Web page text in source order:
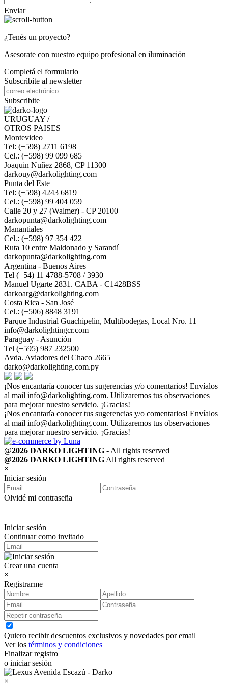
Enviar
¿Tenés un proyecto?
Asesorate con nuestro equipo profesional en iluminación
Completá el formulario
Subscribite al newsletter
Subscribite
URUGUAY /
OTROS PAISES
Montevideo
Tel: (+598) 2711 6198
Cel.: (+598) 99 099 685
Joaquin Nuñez 2868, CP 11300
darkouy@darkolighting.com
Punta del Este
Tel: (+598) 4243 6819
Cel.: (+598) 99 404 059
Calle 20 y 27 (Walmer) - CP 20100
darkopunta@darkolighting.com
Manantiales
Cel.: (+598) 97 354 422
Ruta 10 entre Maldonado y Sarandí
darkopunta@darkolighting.com
Argentina - Buenos Aires
Tel (+54) 11 4788-5708 / 3930
Manuel Ugarte 2831. CABA - C1428BSS
darkoarg@darkolighting.com
Costa Rica - San José
Cel.: (+506) 8848 3191
Parque Industrial Guachipelin, Multibodegas, Local Nro. 11
info@darkolightingcr.com
Paraguay - Asunción
Tel (+595) 987 232500
Avda. Aviadores del Chaco 2665
darko@darkolighting.com.py
¡Nos encantaría conocer tus sugerencias y/o comentarios! Envíalos
al mail info@darkolighting.com. Utilizaremos tus observaciones
para mejorar nuestro servicio. ¡Gracias!
¡Nos encantaría conocer tus sugerencias y/o comentarios! Envíalos
al mail info@darkolighting.com. Utilizaremos tus observaciones
para mejorar nuestro servicio. ¡Gracias!
@2026 DARKO LIGHTING - All rights reserved
@2026 DARKO LIGHTING All rights reserved
×
Iniciar sesión
Olvidé mi contraseña
Iniciar sesión
Continuar como invitado
Crear una cuenta
×
Registrarme
Quiero recibir descuentos exclusivos y novedades por email
Ver los términos y condiciones
Finalizar registro
o iniciar sesión